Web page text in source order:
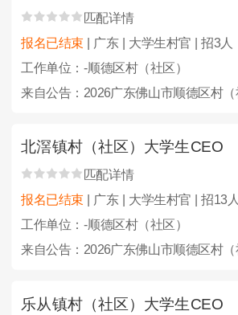
匹配详情
报名已结束 | 广东 | 大学生村官 | 招3人
工作单位：-顺德区村（社区）
北滘镇村（社区）大学生CEO
匹配详情
报名已结束 | 广东 | 大学生村官 | 招13人
工作单位：-顺德区村（社区）
乐从镇村（社区）大学生CEO